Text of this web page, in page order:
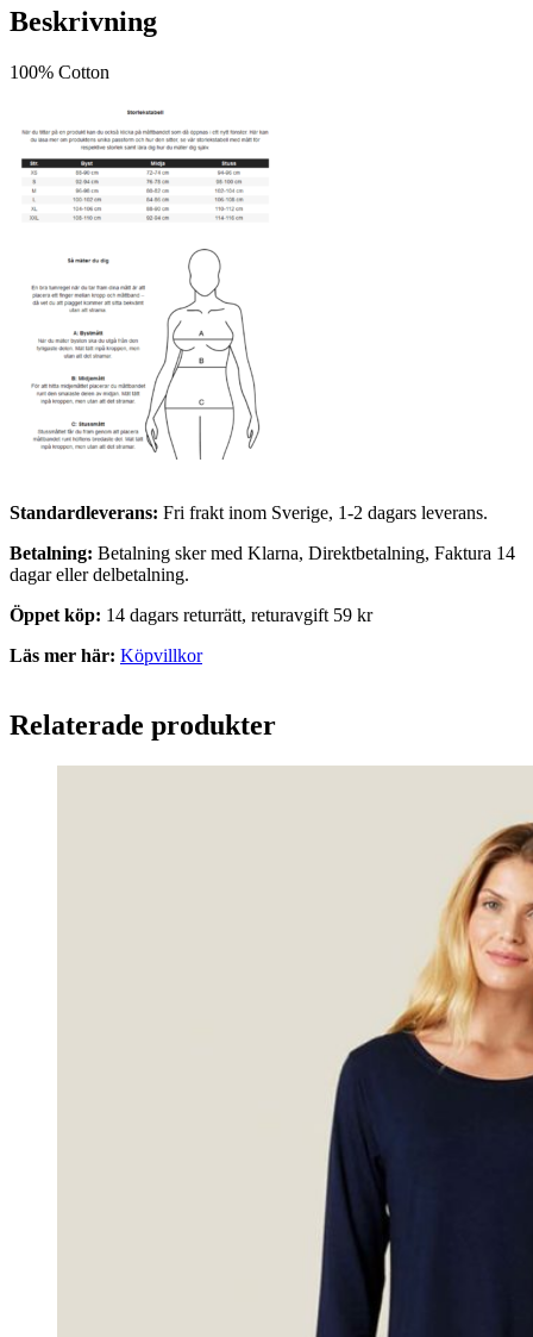
Beskrivning
100% Cotton
Standardleverans: Fri frakt inom Sverige, 1-2 dagars leverans.
Betalning: Betalning sker med Klarna, Direktbetalning, Faktura 14
dagar eller delbetalning.
Öppet köp: 14 dagars returrätt, returavgift 59 kr
Läs mer här: Köpvillkor
Relaterade produkter